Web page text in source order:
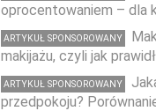
oprocentowaniem – dla
ARTYKUŁ SPONSOROWANY
makijażu, czyli jak
ARTYKUŁ SPONSOROWANY
przedpokoju?